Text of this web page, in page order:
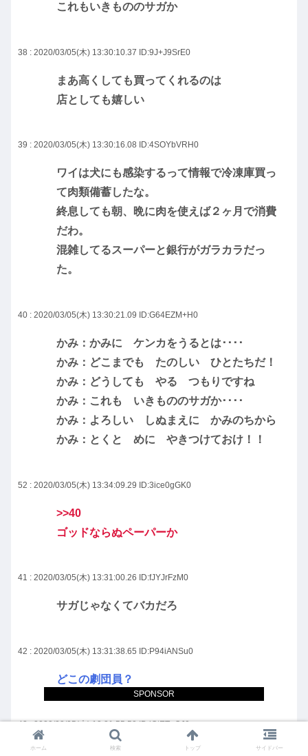
SPONSOR
これもいきもののサガか
38 : 2020/03/05(木) 13:30:10.37 ID:9J+J9SrE0
まあ高くしても買ってくれるのは
店としても嬉しい
39 : 2020/03/05(木) 13:30:16.08 ID:4SOYbVRH0
ワイは犬にも感染するって情報で冷凍庫買っ
て肉類備蓄したな。
終息しても朝、晩に肉を使えば２ヶ月で消費
だわ。
混雑してるスーパーと銀行がガラカラだっ
た。
40 : 2020/03/05(木) 13:30:21.09 ID:G64EZM+H0
かみ：かみに ケンカをうるとは････
かみ：どこまでも たのしい ひとたちだ！
かみ：どうしても やる つもりですね
かみ：これも いきもののサガか････
かみ：よろしい しぬまえに かみのちから
かみ：とくと めに やきつけておけ！！
52 : 2020/03/05(木) 13:34:09.29 ID:3ice0gGK0
>>40
ゴッドならぬペーパーか
41 : 2020/03/05(木) 13:31:00.26 ID:fJYJrFzM0
サガじゃなくてバカだろ
42 : 2020/03/05(木) 13:31:38.65 ID:P94iANSu0
どこの劇団員？
43 : 2020/03/05(木) 13:31:55.50ID:lOtETuOJ0
「日本人」じゃない。
ホーム 検索 トップ サイドバー